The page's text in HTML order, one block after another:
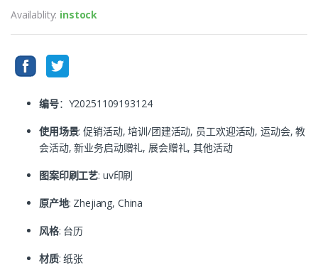
Availablity: instock
编号：Y20251109193124
使用场景: 促销活动, 培训/团建活动, 员工欢迎活动, 运动会, 教
会活动, 新业务启动赠礼, 展会赠礼, 其他活动
图案印刷工艺: uv印刷
原产地: Zhejiang, China
风格: 台历
材质: 纸张